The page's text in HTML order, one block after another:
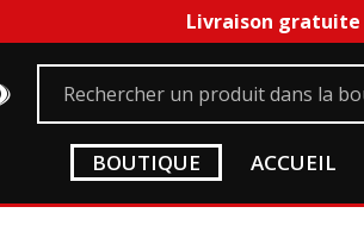
Livraison gratuite
BOUTIQUE ACCUEIL